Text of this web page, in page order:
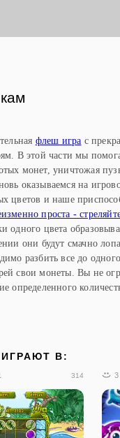
флеш игра с
В этой части мы
монет, уничтожая
оказываемся на
цветов и наше
проста -
одного цвета
они будут смачно
разбить все до
свои монеты. Вы не
определенного
В:
314 3